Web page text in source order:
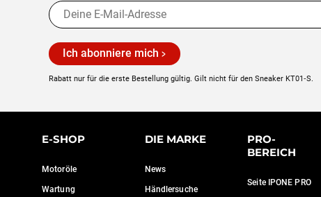
Ich abonniere mich
Rabatt nur für die erste Bestellung gültig. Gilt nicht für den Sneaker KT01‑S.
E-SHOP
Motoröle
Wartung
DIE MARKE
News
Händlersuche
PRO-
BEREICH
Seite IPONE PRO